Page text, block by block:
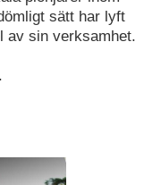
sätt har lyft
av sin verksamhet.